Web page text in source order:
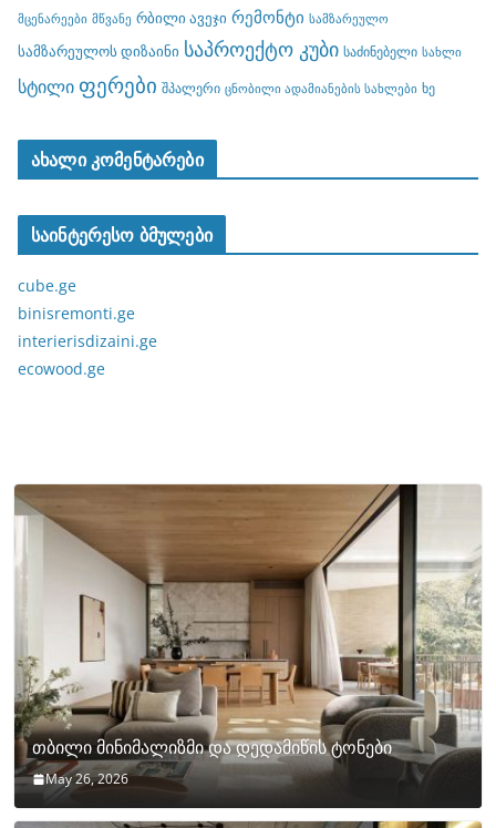
მცენარეები მწვანე რბილი ავეჯი რემონტი სამზარეულო
სამზარეულოს დიზაინი საპროექტო კუბი საძინებელი სახლი
სტილი ფერები შპალერი ცნობილი ადამიანების სახლები ხე
ახალი კომენტარები
საინტერესო ბმულები
cube.ge
binisremonti.ge
interierisdizaini.ge
ecowood.ge
თბილი მინიმალიზმი და დედამიწის ტონები
May 26, 2026